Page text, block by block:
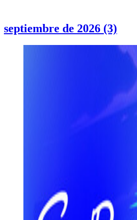
septiembre de 2026 (3)